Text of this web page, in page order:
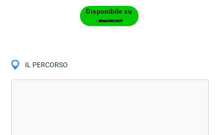
Disponibile su
IL PERCORSO